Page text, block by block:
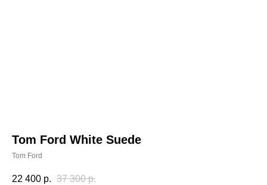
Tom Ford White Suede
Tom Ford
22 400 р. 37 300 р.